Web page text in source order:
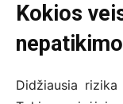
Kokios
Didžiausia